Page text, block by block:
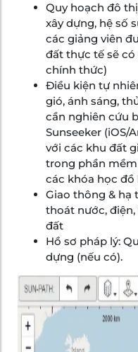
Quy hoạch đô
xây dựng, hệ số
các giảng viên
đất thực tế sẽ
chính thức)
Điều kiện tự
gió, ánh sáng,
cần nghiên cứu
Sunseeker (iOS/
với các khu đất
trong phần
các khóa học đồ
Giao thông & hạ
thoát nước,
đất
Hồ sơ pháp lý:
dựng (nếu có).